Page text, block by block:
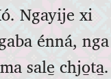
Ngayije xi
énná, nga
sale̱ chjo̱ta̱.